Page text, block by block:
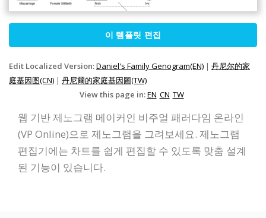
이 템플릿 편집
Edit Localized Version:Daniel's Family Genogram(EN) | 丹尼尔的家
庭基因图(CN) | 丹尼爾的家庭基因圖(TW)
View this page in:EN CN TW
웹 기반 제노그램 메이커인 비주얼 패러다임 온라인
(VP Online)으로 제노그램을 그려보세요. 제노그램
편집기에는 차트를 쉽게 편집할 수 있도록 맞춤 설계
된 기능이 있습니다.